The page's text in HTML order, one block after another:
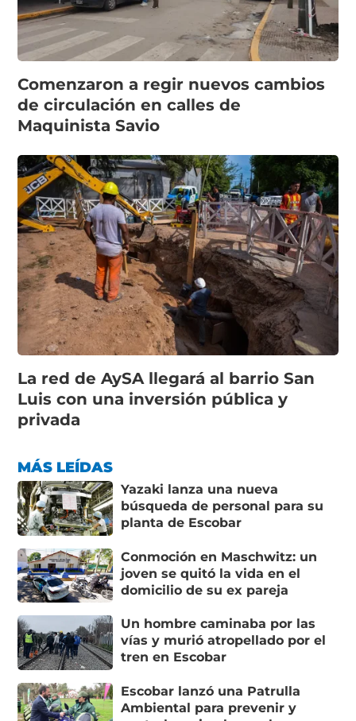
Comenzaron a regir nuevos cambios
de circulación en calles de
Maquinista Savio
La red de AySA llegará al barrio San
Luis con una inversión pública y
privada
MÁS LEÍDAS
Yazaki lanza una nueva
búsqueda de personal para su
planta de Escobar
Conmoción en Maschwitz: un
joven se quitó la vida en el
domicilio de su ex pareja
Un hombre caminaba por las
vías y murió atropellado por el
tren en Escobar
Escobar lanzó una Patrulla
Ambiental para prevenir y